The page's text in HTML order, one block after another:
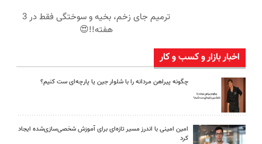
ترمیم جای زخم، بخیه و سوختگی فقط در 3
هفته!!😍
اخبار بازار و کسب و کار
چگونه پیراهن مردانه را با شلوار جین یا پارچه‌ای ست کنیم؟
امین امینی با اندرز مسیر تازه‌ای برای آموزش شخصی‌سازی‌شده ایجاد
کرد